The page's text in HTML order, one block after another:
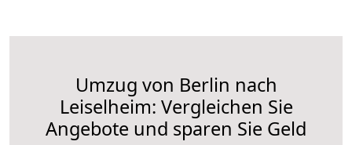
Umzug von Berlin nach
Leiselheim: Vergleichen Sie
Angebote und sparen Sie Geld